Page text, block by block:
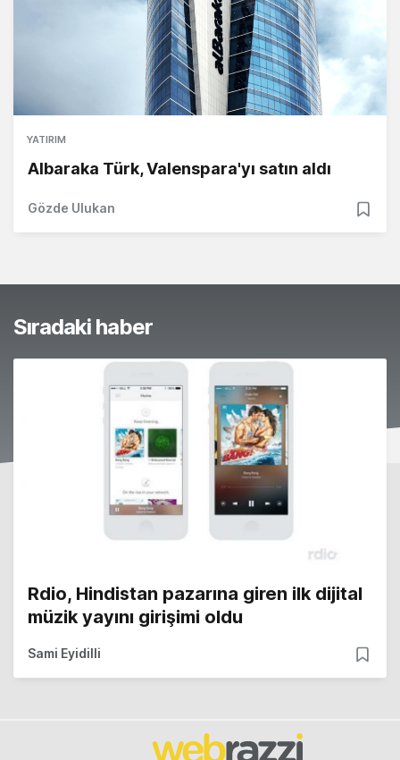
YATIRIM
Albaraka Türk, Valenspara'yı satın aldı
Gözde Ulukan
Sıradaki haber
Rdio, Hindistan pazarına giren ilk dijital
müzik yayını girişimi oldu
Sami Eyidilli